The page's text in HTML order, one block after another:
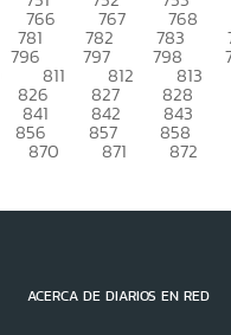
766 767 768
781 782 783
796 797 798
811 812 813
826 827 828
841 842 843
856 857 858
870 871 872
ACERCA DE DIARIOS EN RED